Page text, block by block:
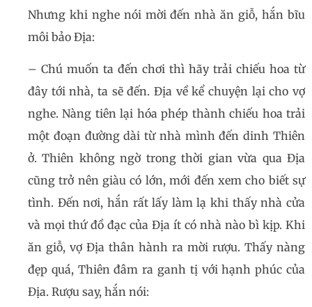
Nhưng khi nghe nói mời đến nhà ăn giỗ, hắn bĩu
môi bảo Địa:
– Chú muốn ta đến chơi thì hãy trải chiếu hoa từ
đây tới nhà, ta sẽ đến. Địa về kể chuyện lại cho vợ
nghe. Nàng tiên lại hóa phép thành chiếu hoa trải
một đoạn đường dài từ nhà mình đến dinh Thiên
ở. Thiên không ngờ trong thời gian vừa qua Địa
cũng trở nên giàu có lớn, mới đến xem cho biết sự
tình. Đến nơi, hắn rất lấy làm lạ khi thấy nhà cửa
và mọi thứ đồ đạc của Địa ít có nhà nào bì kịp. Khi
ăn giỗ, vợ Địa thân hành ra mời rượu. Thấy nàng
đẹp quá, Thiên đâm ra ganh tị với hạnh phúc của
Địa. Rượu say, hắn nói: